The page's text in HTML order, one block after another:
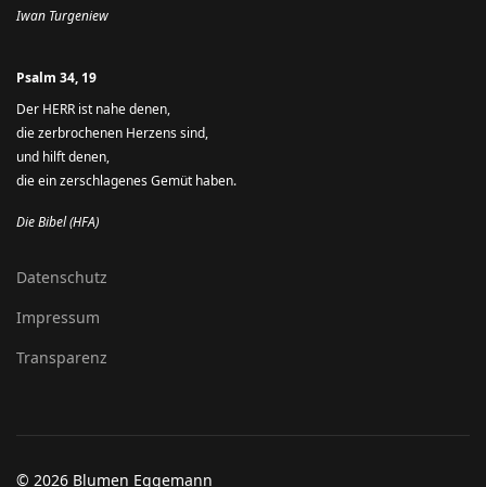
Iwan Turgeniew
Psalm 34, 19
Der HERR ist nahe denen,
die zerbrochenen Herzens sind,
und hilft denen,
die ein zerschlagenes Gemüt haben.
Die Bibel (HFA)
Datenschutz
Impressum
Transparenz
© 2026 Blumen Eggemann